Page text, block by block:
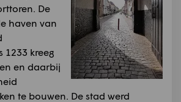
De
haven van
1233 kreeg
en daarbij
te bouwen. De stad werd